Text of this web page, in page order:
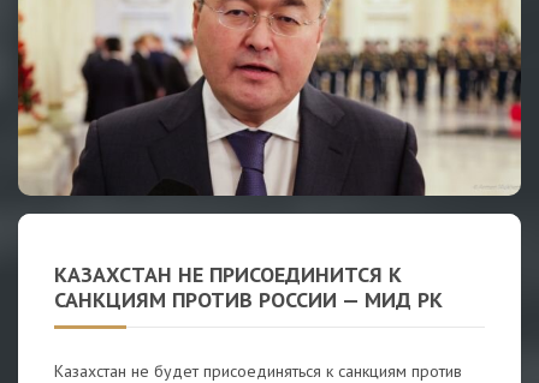
КАЗАХСТАН НЕ ПРИСОЕДИНИТСЯ К
САНКЦИЯМ ПРОТИВ РОССИИ — МИД РК
Казахстан не будет присоединяться к санкциям против